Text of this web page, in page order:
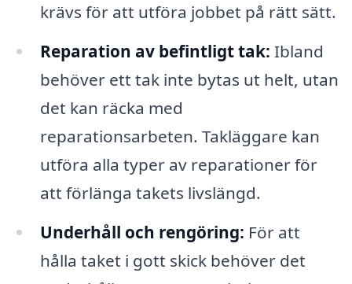
krävs för att utföra jobbet på rätt sätt.
Reparation av befintligt tak: Ibland
behöver ett tak inte bytas ut helt, utan
det kan räcka med
reparationsarbeten. Takläggare kan
utföra alla typer av reparationer för
att förlänga takets livslängd.
Underhåll och rengöring: För att
hålla taket i gott skick behöver det